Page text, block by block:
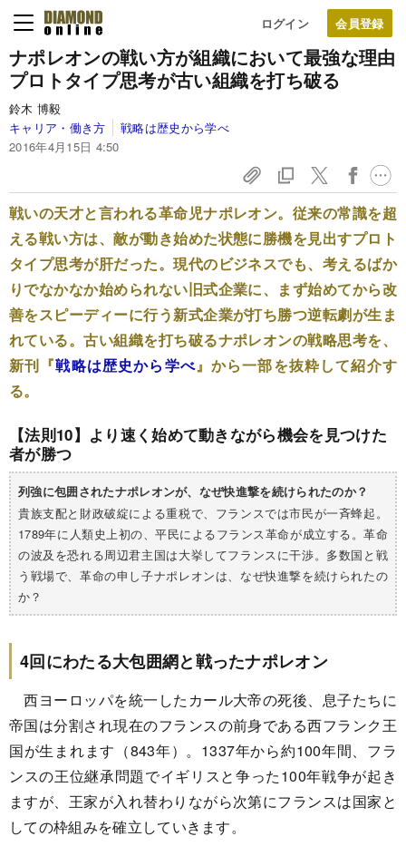
ログイン
ナポレオンの戦い方が組織において最強な理由
プロトタイプ思考が古い組織を打ち破る
鈴木 博毅
キャリア・働き方
戦略は歴史から学べ
2016年4月15日 4:50
戦いの天才と言われる革命児ナポレオン。従来の常識を超
える戦い方は、敵が動き始めた状態に勝機を見出すプロト
タイプ思考が肝だった。現代のビジネスでも、考えるばか
りでなかなか始められない旧式企業に、まず始めてから改
善をスピーディーに行う新式企業が打ち勝つ逆転劇が生ま
れている。古い組織を打ち破るナポレオンの戦略思考を、
新刊『戦略は歴史から学べ』から一部を抜粋して紹介す
る。
【法則10】より速く始めて動きながら機会を見つけた
者が勝つ
列強に包囲されたナポレオンが、なぜ快進撃を続けられたのか？
貴族支配と財政破綻による重税で、フランスでは市民が一斉蜂起。
1789年に人類史上初の、平民によるフランス革命が成立する。革命
の波及を恐れる周辺君主国は大挙してフランスに干渉。多数国と戦
う戦場で、革命の申し子ナポレオンは、なぜ快進撃を続けられたの
か？
4回にわたる大包囲網と戦ったナポレオン
西ヨーロッパを統一したカール大帝の死後、息子たちに
帝国は分割され現在のフランスの前身である西フランク王
国が生まれます（843年）。1337年から約100年間、フラ
ンスの王位継承問題でイギリスと争った100年戦争が起き
ますが、王家が入れ替わりながら次第にフランスは国家と
しての枠組みを確立していきます。